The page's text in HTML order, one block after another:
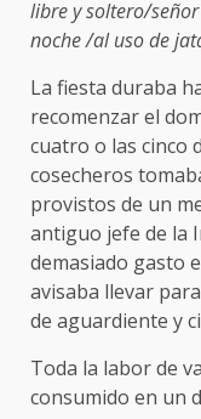
libre y soltero/
noche /al uso de
La fiesta duraba
recomenzar el
cuatro o las cinco
cosecheros
provistos de un
antiguo jefe de la
demasiado gasto
avisaba llevar
de aguardiente y
Toda la labor de
consumido en un